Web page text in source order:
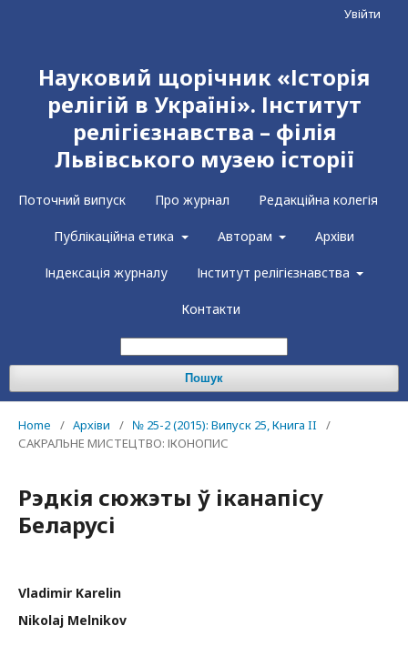
Науковий щорічник «Історія
релігій в Україні». Інститут
релігієзнавства – філія
Львівського музею історії
Поточний випуск Про журнал Редакційна колегія
Публікаційна етика Авторам Архіви
Індексація журналу Інститут релігієзнавства
Контакти
Пошук
Увійти
Home / Архіви / № 25-2 (2015): Випуск 25, Книга II
/
САКРАЛЬНЕ МИСТЕЦТВО: ІКОНОПИС
Рэдкія сюжэты ў іканапісу
Беларусі
Vladimir Karelin
Nikolaj Melnikov